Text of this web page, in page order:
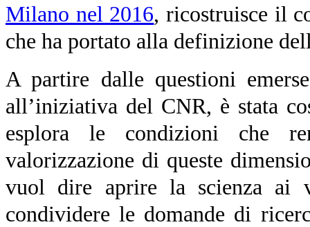
Milano nel 2016, ricostruisce il
che ha portato alla definizione
A partire dalle questioni
all’iniziativa del CNR, è stata
esplora le condizioni che
valorizzazione di queste
vuol dire aprire la scienza ai
condividere le domande di